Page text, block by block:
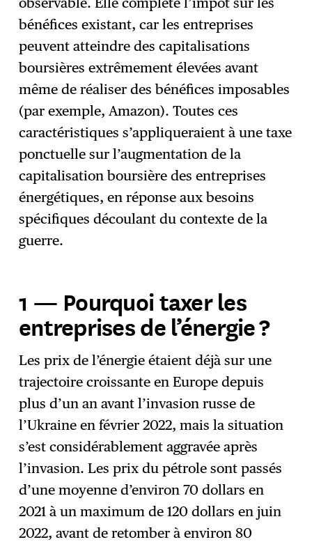
bénéfices existant, car les entreprises
peuvent atteindre des capitalisations
boursières extrêmement élevées avant
même de réaliser des bénéfices imposables
(par exemple, Amazon). Toutes ces
caractéristiques s’appliqueraient à une taxe
ponctuelle sur l’augmentation de la
capitalisation boursière des entreprises
énergétiques, en réponse aux besoins
spécifiques découlant du contexte de la
guerre.
1 — Pourquoi taxer les
entreprises de l’énergie ?
Les prix de l’énergie étaient déjà sur une
trajectoire croissante en Europe depuis
plus d’un an avant l’invasion russe de
l’Ukraine en février 2022, mais la situation
s’est considérablement aggravée après
l’invasion. Les prix du pétrole sont passés
d’une moyenne d’environ 70 dollars en
2021 à un maximum de 120 dollars en juin
2022, avant de retomber à environ 80